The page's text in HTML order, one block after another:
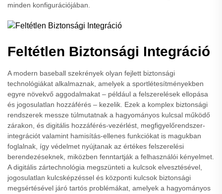
minden konfigurációjában.
Feltétlen Biztonsági Integráció
A modern baseball szekrények olyan fejlett biztonsági
technológiákat alkalmaznak, amelyek a sportlétesítményekben
egyre növekvő aggodalmakat – például a felszerelések ellopása
és jogosulatlan hozzáférés – kezelik. Ezek a komplex biztonsági
rendszerek messze túlmutatnak a hagyományos kulcsal működő
zárakon, és digitális hozzáférés-vezérlést, megfigyelőrendszer-
integrációt valamint hamisítás-ellenes funkciókat is magukban
foglalnak, így védelmet nyújtanak az értékes felszerelési
berendezéseknek, miközben fenntartják a felhasználói kényelmet.
A digitális zártechnológia megszünteti a kulcsok elvesztésével,
jogosulatlan kulcsképzéssel és központi kulcsok biztonsági
megsértésével járó tartós problémákat, amelyek a hagyományos